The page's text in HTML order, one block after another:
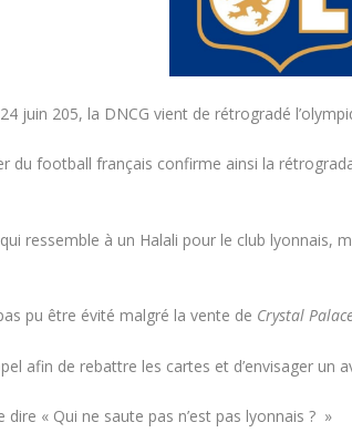
juin 205, la DNCG vient de rétrogradé
du football français confirme ainsi la
ressemble à un Halali pour le club lyonnais,
pu être évité malgré la vente de Crystal
afin de rebattre les cartes et d’envisager un
« Qui ne saute pas n’est pas lyonnais ? »